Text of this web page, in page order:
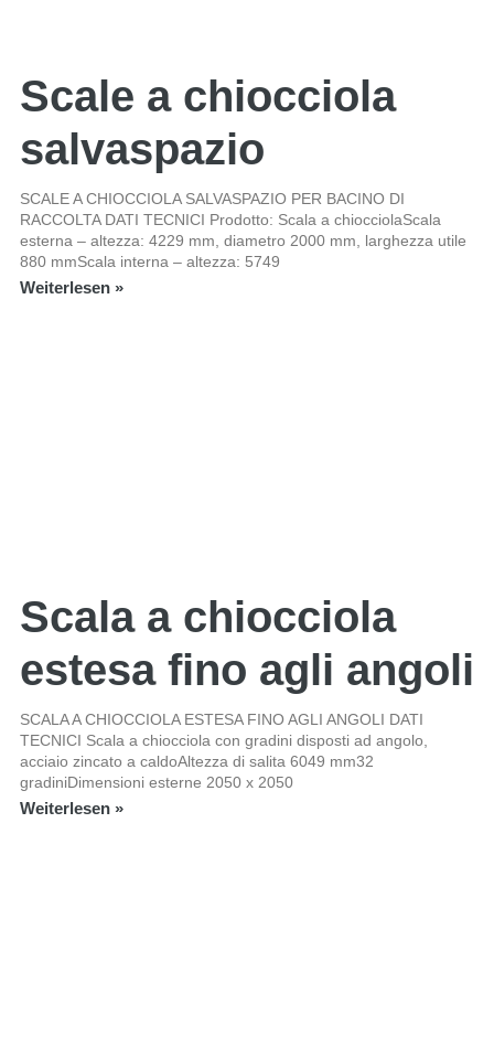
Scale a chiocciola
salvaspazio
SCALE A CHIOCCIOLA SALVASPAZIO PER BACINO DI
RACCOLTA DATI TECNICI Prodotto: Scala a chiocciolaScala
esterna – altezza: 4229 mm, diametro 2000 mm, larghezza utile
880 mmScala interna – altezza: 5749
Weiterlesen »
Scala a chiocciola
estesa fino agli angoli
SCALA A CHIOCCIOLA ESTESA FINO AGLI ANGOLI DATI
TECNICI Scala a chiocciola con gradini disposti ad angolo,
acciaio zincato a caldoAltezza di salita 6049 mm32
gradiniDimensioni esterne 2050 x 2050
Weiterlesen »